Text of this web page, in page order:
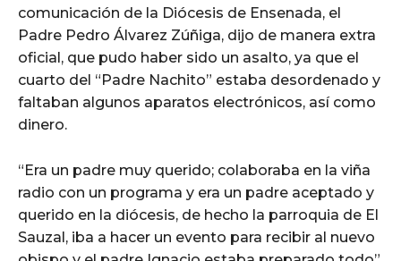
comunicación de la Diócesis de Ensenada, el
Padre Pedro Álvarez Zúñiga, dijo de manera extra
oficial, que pudo haber sido un asalto, ya que el
cuarto del “Padre Nachito” estaba desordenado y
faltaban algunos aparatos electrónicos, así como
dinero.
“Era un padre muy querido; colaboraba en la viña
radio con un programa y era un padre aceptado y
querido en la diócesis, de hecho la parroquia de El
Sauzal, iba a hacer un evento para recibir al nuevo